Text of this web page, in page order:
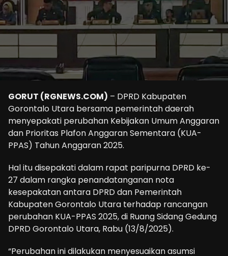
GORUT (RGNEWS.COM) – DPRD Kabupaten
Gorontalo Utara bersama pemerintah daerah
menyepakati perubahan Kebijakan Umum Anggaran
dan Prioritas Plafon Anggaran Sementara (KUA-
PPAS) Tahun Anggaran 2025.
Hal itu disepakati dalam rapat paripurna DPRD ke-
27 dalam rangka penandatanganan nota
kesepakatan antara DPRD dan Pemerintah
Kabupaten Gorontalo Utara terhadap rancangan
perubahan KUA-PPAS 2025, di Ruang Sidang Gedung
DPRD Gorontalo Utara, Rabu (13/8/2025).
“Perubahan ini dilakukan menyesuaikan asumsi